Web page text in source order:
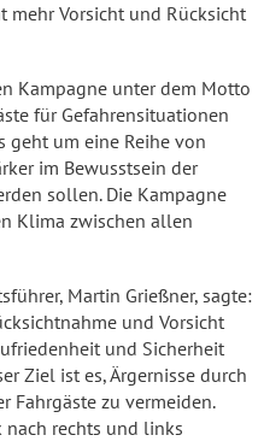
mehr Vorsicht und Rücksicht
Kampagne unter dem Motto
für Gefahrensituationen
geht um eine Reihe von
im Bewusstsein der
sollen. Die Kampagne
Klima zwischen allen
Martin Grießner, sagte:
und Vorsicht
und Sicherheit
Ziel ist es, Ärgernisse durch
Fahrgäste zu vermeiden.
nach rechts und links